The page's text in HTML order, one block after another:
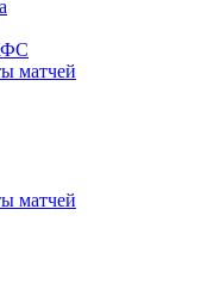
матчей
матчей